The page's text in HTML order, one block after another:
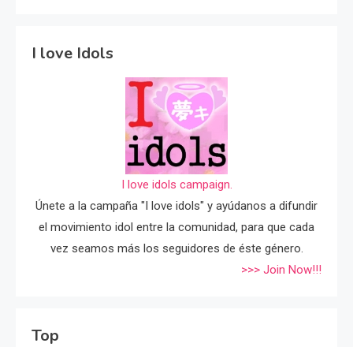
I love Idols
I love idols campaign.
Únete a la campaña "I love idols" y ayúdanos a difundir
el movimiento idol entre la comunidad, para que cada
vez seamos más los seguidores de éste género.
>>> Join Now!!!
Top